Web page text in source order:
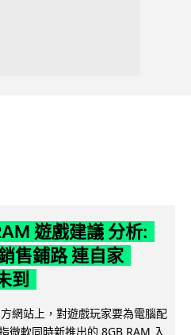
遊戲建議 分析:
售鋪路 連自家
到
網站上，對遊戲玩家要為電腦配
微軟同時新推出的 8GB RAM 入